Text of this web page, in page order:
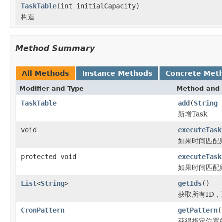
TaskTable(int initialCapacity)
构造
Method Summary
All Methods Instance Methods Concrete
Modifier and Type Method
TaskTable add(String
新增Task
void
如果时间匹配
protected void
如果时间匹配
List<String> getIds()
获取所有ID
CronPattern
getPattern